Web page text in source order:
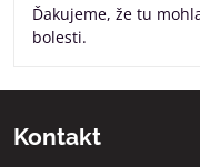
Ďakujeme, že tu
bolesti.
Kontakt